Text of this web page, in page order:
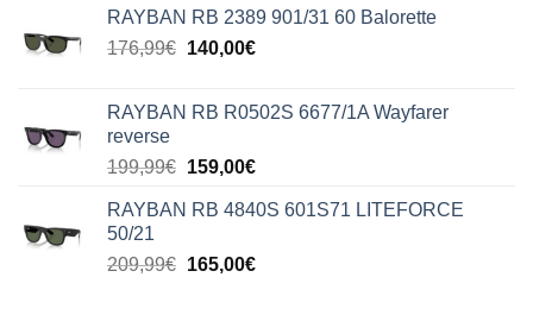
176,99€.είναι:
140,00€.
RAYBAN RB 2389 901/31 60 Balorette
176,99€ Original
176,99€.
140,00€Η
είναι:
RAYBAN RB R0502S 6677/1A Wayfarer
reverse
199,99€ Original
was:
159,00€Η
τιμή
159,00€.
RAYBAN RB 4840S 601S71 LITEFORCE
50/21
209,99€ Original
165,00€Η